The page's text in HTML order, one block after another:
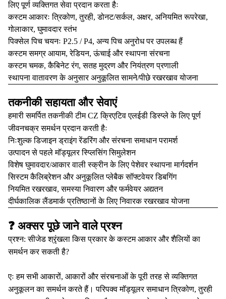
लिए पूर्ण व्यक्तिगत सेवा प्रदान करता हैः
कस्टम आकारः त्रिकोण, तुरही, डोनट/सर्कल, अक्षर, अनियमित रूपरेखा,
गोलाकार, घुमावदार स्तंभ
पिक्सेल पिच चयनः P2.5 / P4, अन्य पिच अनुरोध पर उपलब्ध हैं
कस्टम समग्र आयाम, रेडियन, ऊंचाई और स्थापना संरचना
कस्टम चमक, कैबिनेट रंग, सतह मुद्रण और नियंत्रण प्रणाली
स्थापना वातावरण के अनुसार अनुकूलित सामने/पीछे रखरखाव योजना
तकनीकी सहायता और सेवाएं
हमारी समर्पित तकनीकी टीम CZ क्रिएटिव एलईडी डिस्प्ले के लिए पूर्ण
जीवनचक्र समर्थन प्रदान करती हैः
निःशुल्क डिजाइन ड्राइंग रेंडरिंग और संरचना समाधान परामर्श
उत्पादन से पहले मॉड्यूलर स्प्लिसिंग सिमुलेशन
विशेष घुमावदार/आकार वाली स्क्रीन के लिए पेशेवर स्थापना मार्गदर्शन
सिस्टम कैलिब्रेशन और अनुकूलित प्लेबैक सॉफ्टवेयर डिबगिंग
नियमित रखरखाव, समस्या निवारण और फर्मवेयर अद्यतन
दीर्घकालिक लैंडमार्क प्रतिष्ठानों के लिए निवारक रखरखाव योजना
❓ अक्सर पूछे जाने वाले प्रश्न
प्रश्न: सीजेड श्रृंखला किस प्रकार के कस्टम आकार और शैलियों का
समर्थन कर सकती है?
एः हम सभी आकारों, आकारों और संरचनाओं के पूरी तरह से व्यक्तिगत
अनुकूलन का समर्थन करते हैं। परिपक्व मॉड्यूलर समाधान त्रिकोण, तुरही